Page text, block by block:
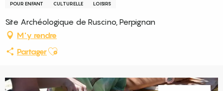
POUR ENFANT
CULTURELLE LOISIRS
Site Archéologique de Ruscino, Perpignan
M'y rendre
PartagerAjouter aux favoris